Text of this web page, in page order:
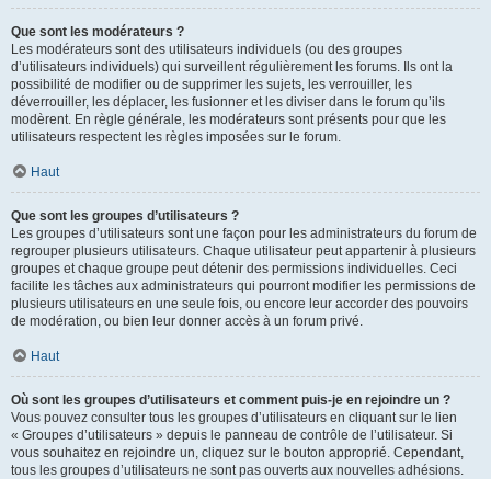
Que sont les modérateurs ?
Les modérateurs sont des utilisateurs individuels (ou des groupes
d’utilisateurs individuels) qui surveillent régulièrement les forums. Ils ont la
possibilité de modifier ou de supprimer les sujets, les verrouiller, les
déverrouiller, les déplacer, les fusionner et les diviser dans le forum qu’ils
modèrent. En règle générale, les modérateurs sont présents pour que les
utilisateurs respectent les règles imposées sur le forum.
Haut
Que sont les groupes d’utilisateurs ?
Les groupes d’utilisateurs sont une façon pour les administrateurs du forum de
regrouper plusieurs utilisateurs. Chaque utilisateur peut appartenir à plusieurs
groupes et chaque groupe peut détenir des permissions individuelles. Ceci
facilite les tâches aux administrateurs qui pourront modifier les permissions de
plusieurs utilisateurs en une seule fois, ou encore leur accorder des pouvoirs
de modération, ou bien leur donner accès à un forum privé.
Haut
Où sont les groupes d’utilisateurs et comment puis-je en rejoindre un ?
Vous pouvez consulter tous les groupes d’utilisateurs en cliquant sur le lien
« Groupes d’utilisateurs » depuis le panneau de contrôle de l’utilisateur. Si
vous souhaitez en rejoindre un, cliquez sur le bouton approprié. Cependant,
tous les groupes d’utilisateurs ne sont pas ouverts aux nouvelles adhésions.